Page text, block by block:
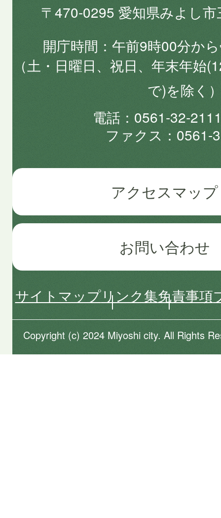
〒470-0295 愛知県みよし
開庁時間
午前9時00分か
（土・日曜日、祝日、年末年始
で)を除く
電話
0561-32-
ファクス
0561-
アクセスマップ
お問い合わせ
サイトマップリンク集免責事項
Copyright (c) 2024 Miyoshi city. All Rights